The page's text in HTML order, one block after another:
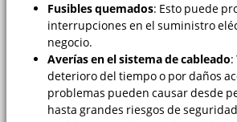
Fusibles quemados: Esto puede
interrupciones en el suministro
negocio.
Averías en el sistema de cableado:
deterioro del tiempo o por daños
problemas pueden causar desde
hasta grandes riesgos de